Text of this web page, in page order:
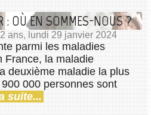
: OÙ EN SOMMES-NOUS ?
ans, lundi 29 janvier 2024
parmi les maladies
France, la maladie
deuxième maladie la plus
000 personnes sont
suite...